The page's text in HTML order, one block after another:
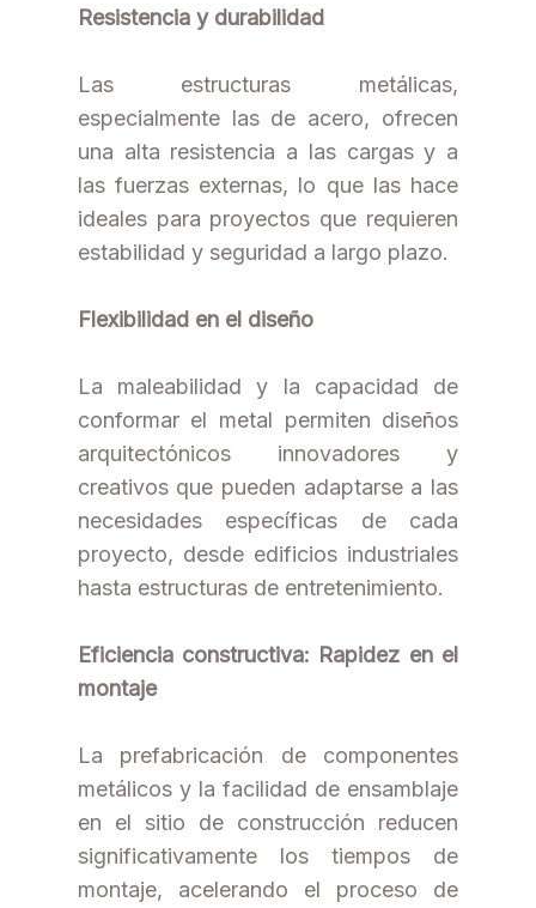
Resistencia y durabilidad
Las estructuras metálicas,
especialmente las de acero, ofrecen
una alta resistencia a las cargas y a
las fuerzas externas, lo que las hace
ideales para proyectos que requieren
estabilidad y seguridad a largo plazo.
Flexibilidad en el diseño
La maleabilidad y la capacidad de
conformar el metal permiten diseños
arquitectónicos innovadores y
creativos que pueden adaptarse a las
necesidades específicas de cada
proyecto, desde edificios industriales
hasta estructuras de entretenimiento.
Eficiencia constructiva: Rapidez en el
montaje
La prefabricación de componentes
metálicos y la facilidad de ensamblaje
en el sitio de construcción reducen
significativamente los tiempos de
montaje, acelerando el proceso de